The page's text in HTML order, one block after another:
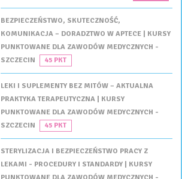
BEZPIECZEŃSTWO, SKUTECZNOŚĆ,
KOMUNIKACJA – DORADZTWO W APTECE | KURSY
PUNKTOWANE DLA ZAWODÓW MEDYCZNYCH -
SZCZECIN
45 PKT
LEKI I SUPLEMENTY BEZ MITÓW – AKTUALNA
PRAKTYKA TERAPEUTYCZNA | KURSY
PUNKTOWANE DLA ZAWODÓW MEDYCZNYCH -
SZCZECIN
45 PKT
STERYLIZACJA I BEZPIECZEŃSTWO PRACY Z
LEKAMI - PROCEDURY I STANDARDY | KURSY